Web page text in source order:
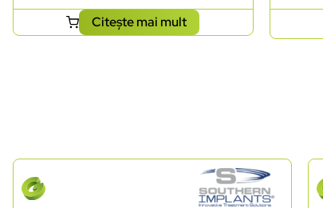
Citește mai mult